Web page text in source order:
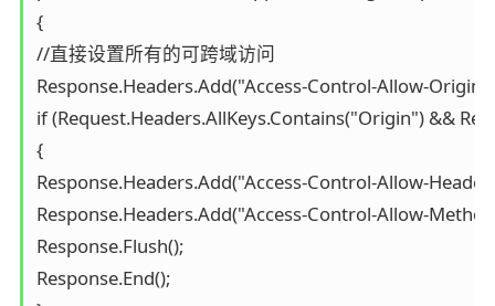
{
//直接设置所有的可跨域访问
Response.Headers.Add("Access-Control-Allow-
if (Request.Headers.AllKeys.Contains("Origin") &&
{
Response.Headers.Add("Access-Control-Allow-
Response.Headers.Add("Access-Control-Allow-
Response.Flush();
Response.End();